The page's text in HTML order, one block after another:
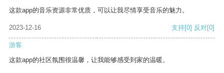
这款app的音乐资源非常优质，可以让我尽情享受音乐的魅力。
2023-12-16 支持[0] 反对[0]
游客
这款app的社区氛围很温馨，让我能够感受到家的温暖。